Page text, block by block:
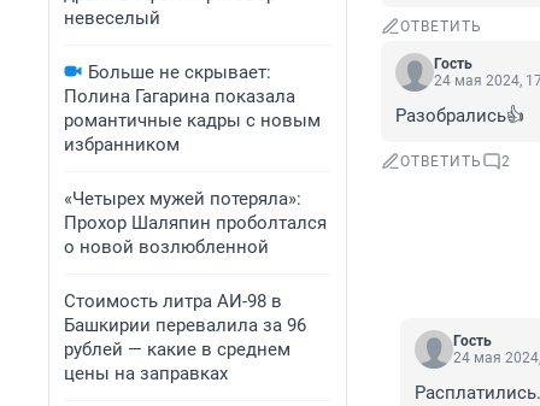
невеселый
Больше не скрывает:
Полина Гагарина показала
романтичные кадры с новым
избранником
«Четырех мужей потеряла»:
Прохор Шаляпин проболтался
о новой возлюбленной
Стоимость литра АИ-98 в
Башкирии перевалила за 96
рублей — какие в среднем
цены на заправках
ОТВЕТИТЬ
Гость
24 мая 2024,
Разобрались👍
ОТВЕТИТЬ 2
Гость
24 мая
Расплатились.